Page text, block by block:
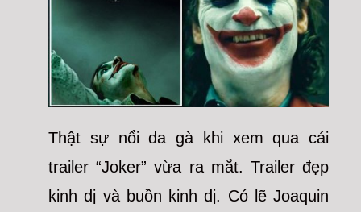
Thật sự nổi da gà khi xem qua cái
trailer “Joker” vừa ra mắt. Trailer đẹp
kinh dị và buồn kinh dị. Có lẽ Joaquin